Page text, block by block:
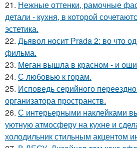
21. Нежные оттенки, рамочные
детали - кухня, в которой
эстетика.
22. Дьявол носит Prada 2: во что
фильма.
23. Меган вышла в красном - и
24. С любовью к горам.
25. Исповедь серийного
организатора пространств.
26. С интерьерными наклейками
уютную атмосферу на кухне и
холодильник стильным акцентом